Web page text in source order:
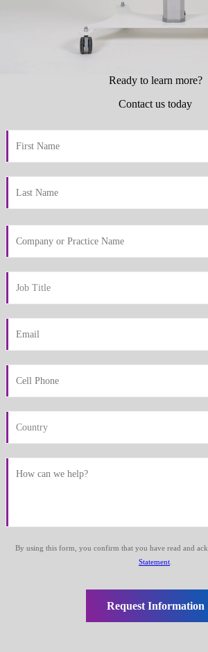
Ready to learn more?
Contact us today